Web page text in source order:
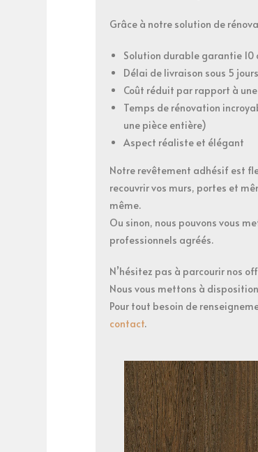
Grâce à notre solution de
Solution durable garantie 10
Délai de livraison sous 5
Coût réduit par rapport à
Temps de rénovation
une pièce entière)
Aspect réaliste et élégant
Notre revêtement adhésif est
recouvrir vos murs, portes et
même.
Ou sinon, nous pouvons vous
professionnels agréés.
N’hésitez pas à parcourir nos
Nous vous mettons à
Pour tout besoin de
contact.